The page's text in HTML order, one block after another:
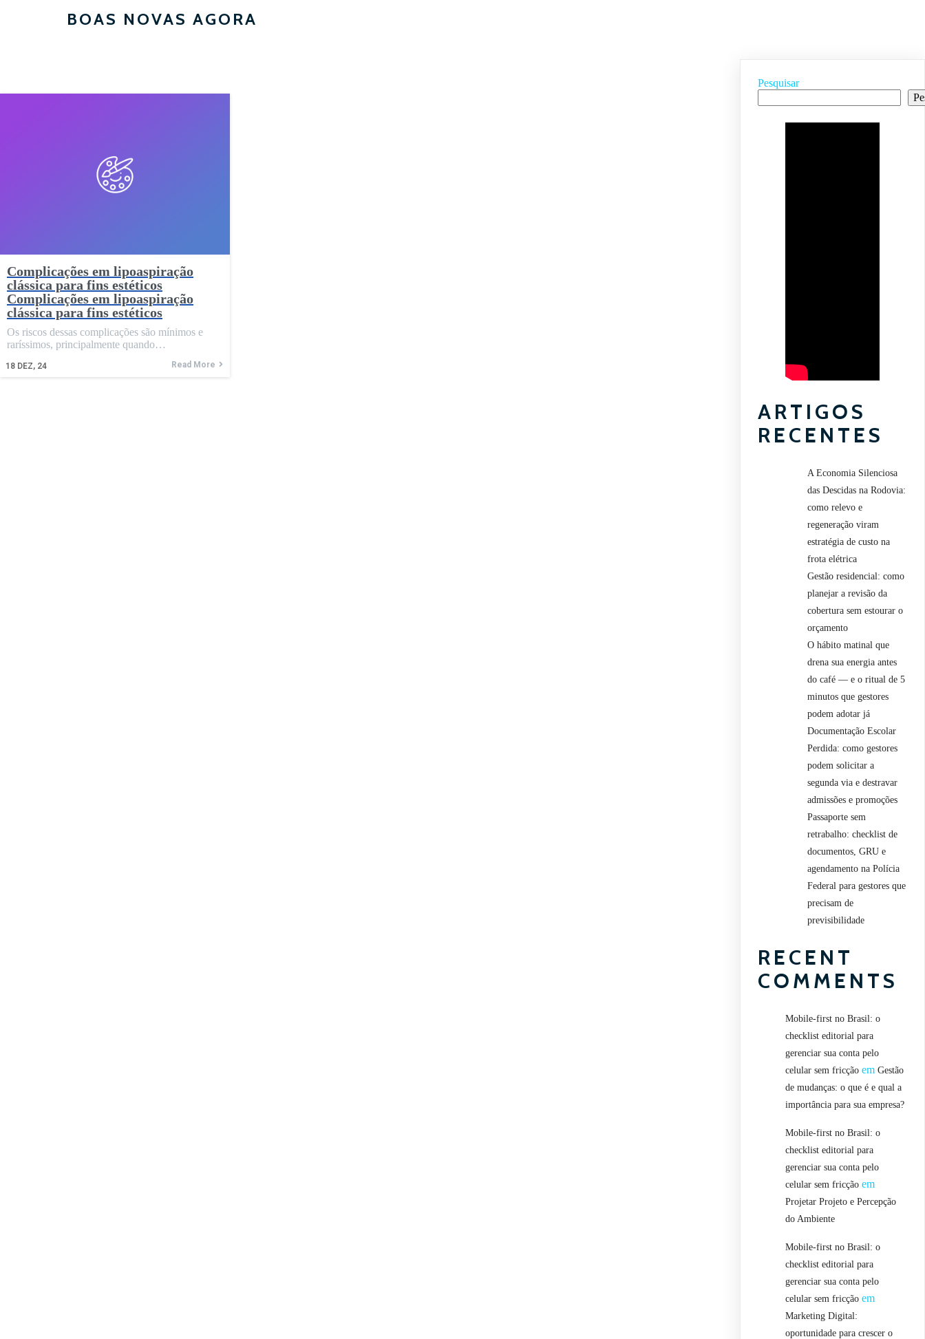
BOAS NOVAS AGORA
Complicações em lipoaspiração
clássica para fins estéticos
Complicações em lipoaspiração
clássica para fins estéticos
18 DEZ, 24
Os riscos dessas complicações são mínimos e
raríssimos, principalmente quando…
Read More
Pesquisar
ARTIGOS
RECENTES
A Economia Silenciosa
das Descidas na Rodovia:
como relevo e
regeneração viram
estratégia de custo na
frota elétrica
Gestão residencial: como
planejar a revisão da
cobertura sem estourar o
orçamento
O hábito matinal que
drena sua energia antes
do café — e o ritual de 5
minutos que gestores
podem adotar já
Documentação Escolar
Perdida: como gestores
podem solicitar a
segunda via e destravar
admissões e promoções
Passaporte sem
retrabalho: checklist de
documentos, GRU e
agendamento na Polícia
Federal para gestores que
precisam de
previsibilidade
RECENT
COMMENTS
Mobile-first no Brasil: o
checklist editorial para
gerenciar sua conta pelo
celular sem fricção emGestão
de mudanças: o que é e qual a
importância para sua empresa?
Mobile-first no Brasil: o
checklist editorial para
gerenciar sua conta pelo
celular sem fricção em
Projetar Projeto e Percepção
do Ambiente
Mobile-first no Brasil: o
checklist editorial para
gerenciar sua conta pelo
celular sem fricção em
Marketing Digital:
oportunidade para crescer o